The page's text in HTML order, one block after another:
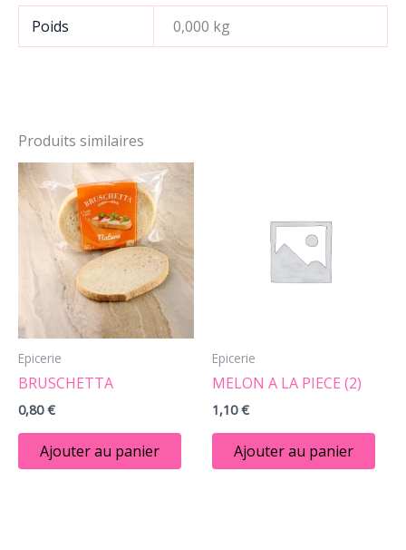
Poids 0,000 kg
Produits similaires
Epicerie
BRUSCHETTA
0,80€
Ajouter au panier
Epicerie
MELON A LA PIECE (2)
1,10€
Ajouter au panier